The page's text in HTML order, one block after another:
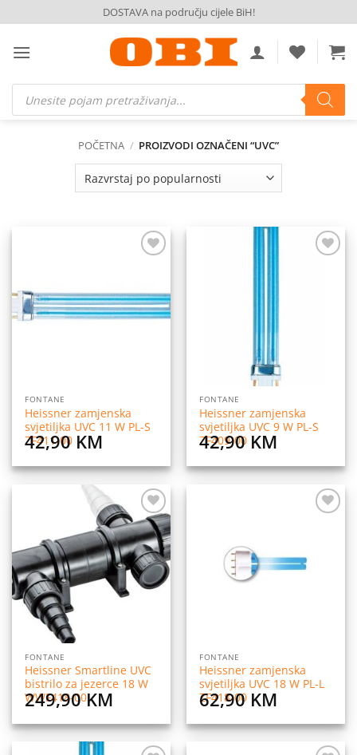
to
content
DOSTAVA na području cijele BiH!
Products
search
POČETNA / PROIZVODI OZNAČENI “UVC”
želja
FONTANE
Heissner zamjenska
svjetiljka UVC 11 W PL-S
ZF411-00
42,90 KM
FONTANE
Heissner zamjenska
svjetiljka UVC 9 W PL-S
ZF409-00
42,90 KM
Dodaj
na
listu
želja
FONTANE
Heissner Smartline UVC
bistrilo za jezerce 18 W
WWF418-00
249,90KM
FONTANE
Heissner zamjenska
svjetiljka UVC 18 W PL-L
ZF418-00
62,90 KM